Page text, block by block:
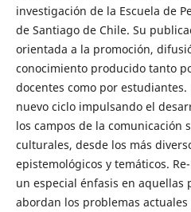
investigación de la Escuela de
de Santiago de Chile. Su
orientada a la promoción,
conocimiento producido tanto
docentes como por
nuevo ciclo impulsando el
los campos de la comunicación
culturales, desde los más
epistemológicos y temáticos.
un especial énfasis en aquellas
abordan los problemas